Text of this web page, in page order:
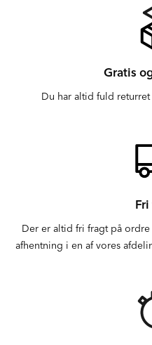
Gratis
Du har altid fuld
Der er altid fri fragt på
afhentning i en af vores